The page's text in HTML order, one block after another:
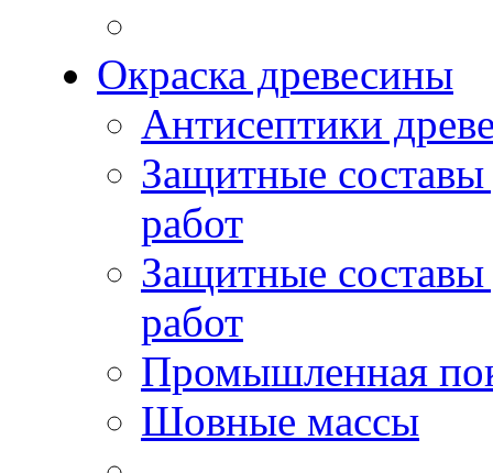
Окраска древесины
Антисептики
Защитные
работ
Защитные
работ
Промышленная
Шовные массы